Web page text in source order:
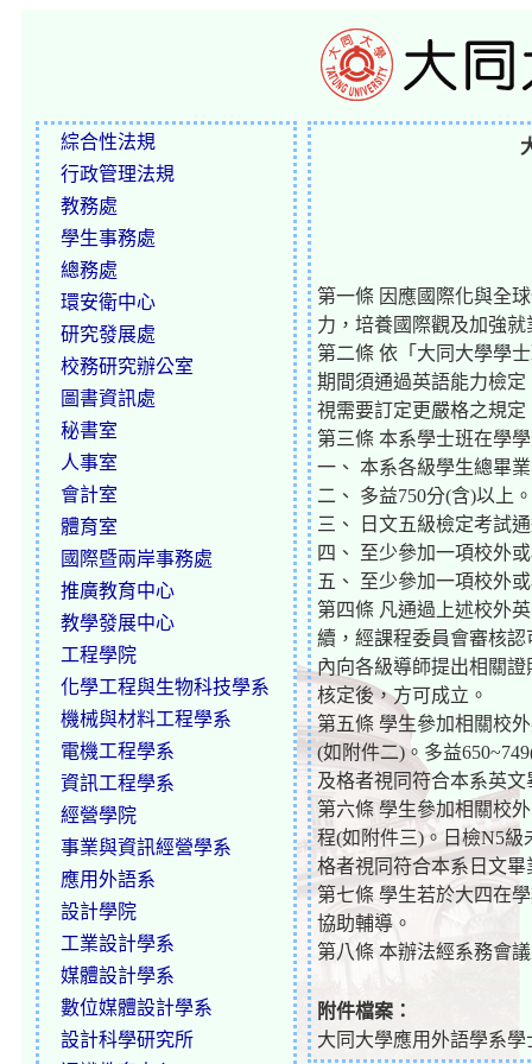
綜合性法規
行政管理法規
教務處
學生事務處
總務處
環安衛中心
研究發展處
校務研究辦公室
圖書資訊處
秘書室
人事室
會計室
體育室
國際暨兩岸事務處
推廣教育中心
教學發展中心
工程學院
化學工程與生物科技學系
機械與材料工程學系
電機工程學系
資訊工程學系
經營學院
事業與資訊經營學系
應用外語系
設計學院
工業設計學系
媒體設計學系
數位媒體設計學系
設計科學研究所
第一條 因應國際化與全
力，培養國際觀及加強
第二條 依「大同大學學
期間須通過英語能力檢
視需要訂定更嚴格之規定
第三條 本系學士班在學
一、 本系各級學生總畢
二、 多益750分(含)以上
三、 日文五級檢定考試
四、 至少參加一項校外
五、 至少參加一項校外
第四條 凡通過上述校外
續，經課程委員會審核
內向各級導師提出相關
核定後，方可成立。
第五條 學生參加相關校
(如附件二)。多益
及格者視同符合本系英文
第六條 學生參加相關校
程(如附件三)。日檢N5
格者視同符合本系日文畢
第七條 學生若於大四在
協助輔導。
第八條 本辦法經系務會
附件檔案：
大同大學應用外語學系